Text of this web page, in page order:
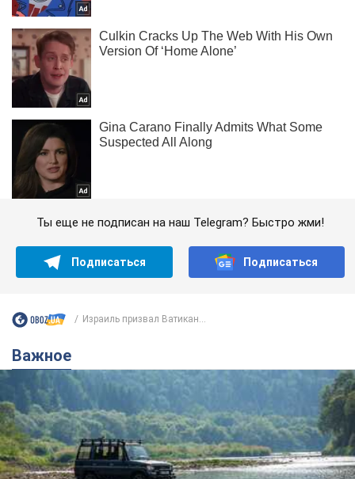
Ты еще не подписан на наш Telegram? Быстро жми!
Подписаться Подписаться
Израиль призвал Ватикан...
Важное